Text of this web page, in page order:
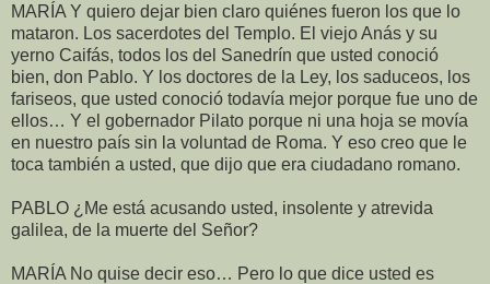
MARÍA Y quiero dejar bien claro quiénes fueron los que lo
mataron. Los sacerdotes del Templo. El viejo Anás y su
yerno Caifás, todos los del Sanedrín que usted conoció
bien, don Pablo. Y los doctores de la Ley, los saduceos, los
fariseos, que usted conoció todavía mejor porque fue uno de
ellos… Y el gobernador Pilato porque ni una hoja se movía
en nuestro país sin la voluntad de Roma. Y eso creo que le
toca también a usted, que dijo que era ciudadano romano.
PABLO ¿Me está acusando usted, insolente y atrevida
galilea, de la muerte del Señor?
MARÍA No quise decir eso… Pero lo que dice usted es